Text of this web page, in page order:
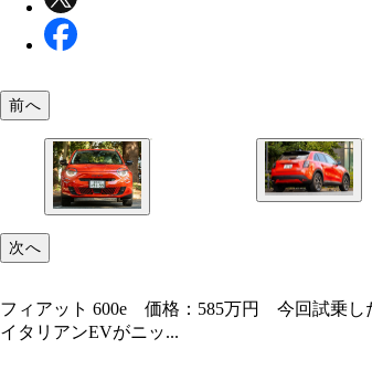
前へ
次へ
フィアット 600e 価格：585万円 今回試乗し
イタリアンEVがニッ...